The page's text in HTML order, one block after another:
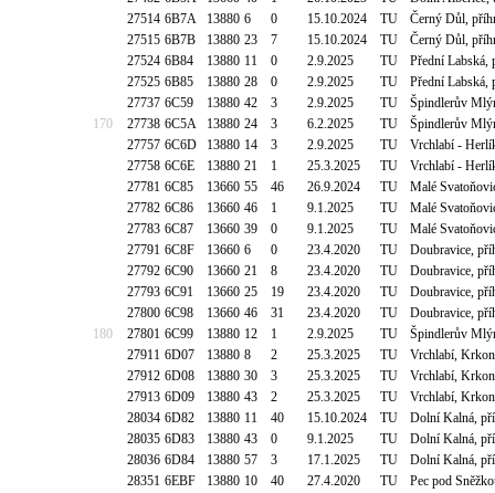
27514 6B7A 13880 6 0 15.10.2024 TU
Černý Důl,
27515 6B7B 13880 23 7 15.10.2024 TU
Černý Důl,
27524 6B84 13880 11 0 2.9.2025 TU
Přední Labská,
27525 6B85 13880 28 0 2.9.2025 TU
Přední Labská,
27737 6C59 13880 42 3 2.9.2025 TU
Špindlerův
170
27738 6C5A 13880 24 3 6.2.2025 TU
Špindlerův
27757 6C6D 13880 14 3 2.9.2025 TU
Vrchlabí -
27758 6C6E 13880 21 1 25.3.2025 TU
Vrchlabí -
27781 6C85 13660 55 46 26.9.2024 TU
Malé
27782 6C86 13660 46 1 9.1.2025 TU
Malé
27783 6C87 13660 39 0 9.1.2025 TU
Malé
27791 6C8F 13660 6 0 23.4.2020 TU
Doubravice,
27792 6C90 13660 21 8 23.4.2020 TU
Doubravice,
27793 6C91 13660 25 19 23.4.2020 TU
Doubravice,
27800 6C98 13660 46 31 23.4.2020 TU
Doubravice,
180
27801 6C99 13880 12 1 2.9.2025 TU
Špindlerův
27911 6D07 13880 8 2 25.3.2025 TU
Vrchlabí,
27912 6D08 13880 30 3 25.3.2025 TU
Vrchlabí,
27913 6D09 13880 43 2 25.3.2025 TU
Vrchlabí,
28034 6D82 13880 11 40 15.10.2024 TU
Dolní Kalná,
28035 6D83 13880 43 0 9.1.2025 TU
Dolní Kalná,
28036 6D84 13880 57 3 17.1.2025 TU
Dolní Kalná,
28351 6EBF 13880 10 40 27.4.2020 TU
Pec pod